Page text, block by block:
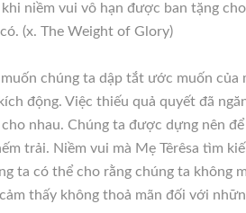
niềm vui vô hạn được ban tặng
(x. The Weight of Glory)
chúng ta dập tắt ước muốn
động. Việc thiếu quả quyết đã
nhau. Chúng ta được dựng nên
trải. Niềm vui mà Mẹ Têrêsa tìm
ta có thể cho rằng chúng ta không
thấy không thoả mãn đối với